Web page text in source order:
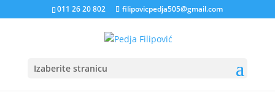
011 26 20 802 filipovicpedja505@gmail.com
Izaberite stranicu